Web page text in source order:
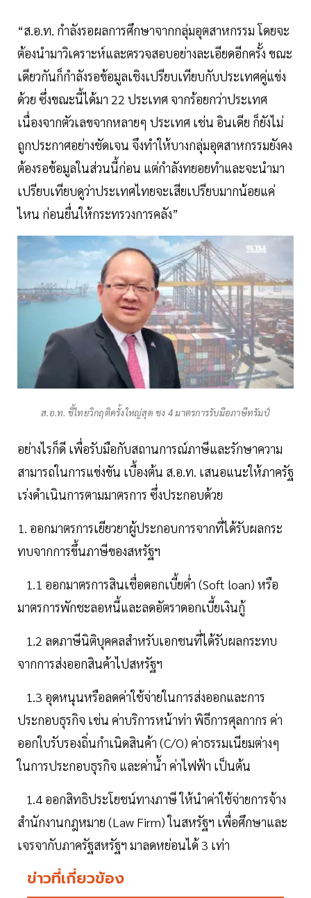
“ส.อ.ท. กำลังรอผลการศึกษาจากกลุ่มอุตสาหกรรม โดยจะ
ต้องนำมาวิเคราะห์และตรวจสอบอย่างละเอียดอีกครั้ง ขณะ
เดียวกันก็กำลังรอข้อมูลเชิงเปรียบเทียบกับประเทศคู่แข่ง
ด้วย ซึ่งขณะนี้ได้มา 22 ประเทศ จากร้อยกว่าประเทศ
เนื่องจากตัวเลขจากหลายๆ ประเทศ เช่น อินเดีย ก็ยังไม่
ถูกประกาศอย่างชัดเจน จึงทำให้บางกลุ่มอุตสาหกรรมยังคง
ต้องรอข้อมูลในส่วนนี้ก่อน แต่กำลังทยอยทำและจะนำมา
เปรียบเทียบดูว่าประเทศไทยจะเสียเปรียบมากน้อยแค่
ไหน ก่อนยื่นให้กระทรวงการคลัง”
ส.อ.ท. ชี้ไทยวิกฤติครั้งใหญ่สุด ชง 4 มาตรการรับมือภาษีทรัมป์
อย่างไรก็ดี เพื่อรับมือกับสถานการณ์ภาษีและรักษาความ
สามารถในการแข่งขัน เบื้องต้น ส.อ.ท. เสนอแนะให้ภาครัฐ
เร่งดำเนินการตามมาตรการ ซึ่งประกอบด้วย
1. ออกมาตรการเยียวยาผู้ประกอบการจากที่ได้รับผลกระ
ทบจากการขึ้นภาษีของสหรัฐฯ
1.1 ออกมาตรการสินเชื่อดอกเบี้ยต่ำ (Soft loan) หรือ
มาตรการพักชะลอหนี้และลดอัตราดอกเบี้ยเงินกู้
1.2 ลดภาษีนิติบุคคลสำหรับเอกชนที่ได้รับผลกระทบ
จากการส่งออกสินค้าไปสหรัฐฯ
1.3 อุดหนุนหรือลดค่าใช้จ่ายในการส่งออกและการ
ประกอบธุรกิจ เช่น ค่าบริการหน้าท่า พิธีการศุลกากร ค่า
ออกใบรับรองถิ่นกำเนิดสินค้า (C/O) ค่าธรรมเนียมต่างๆ
ในการประกอบธุรกิจ และค่าน้ำ ค่าไฟฟ้า เป็นต้น
1.4 ออกสิทธิประโยชน์ทางภาษี ให้นำค่าใช้จ่ายการจ้าง
สำนักงานกฎหมาย (Law Firm) ในสหรัฐฯ เพื่อศึกษาและ
เจรจากับภาครัฐสหรัฐฯ มาลดหย่อนได้ 3 เท่า
ข่าวที่เกี่ยวข้อง